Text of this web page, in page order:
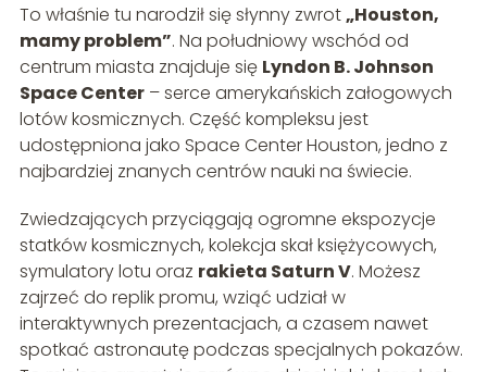
To właśnie tu narodził się słynny zwrot„Houston,
mamy problem”. Na południowy wschód od
centrum miasta znajduje się Lyndon B. Johnson
Space Center– serce amerykańskich załogowych
lotów kosmicznych. Część kompleksu jest
udostępniona jako Space Center Houston, jedno z
najbardziej znanych centrów nauki na świecie.
Zwiedzających przyciągają ogromne ekspozycje
statków kosmicznych, kolekcja skał księżycowych,
symulatory lotu oraz rakieta Saturn V. Możesz
zajrzeć do replik promu, wziąć udział w
interaktywnych prezentacjach, a czasem nawet
spotkać astronautę podczas specjalnych pokazów.